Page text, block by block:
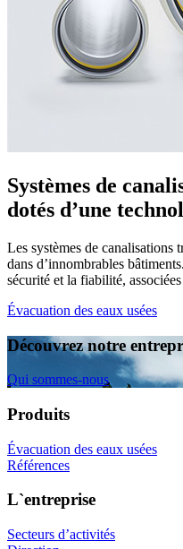
Systèmes de
dotés d’une
Les systèmes de canalisations
dans d’innombrables
sécurité et la fiabilité,
Évacuation des eaux usées
Découvrez notre
Qui sommes-nous
Produits
Évacuation des eaux usées
Références
L`entreprise
Secteurs d’activités